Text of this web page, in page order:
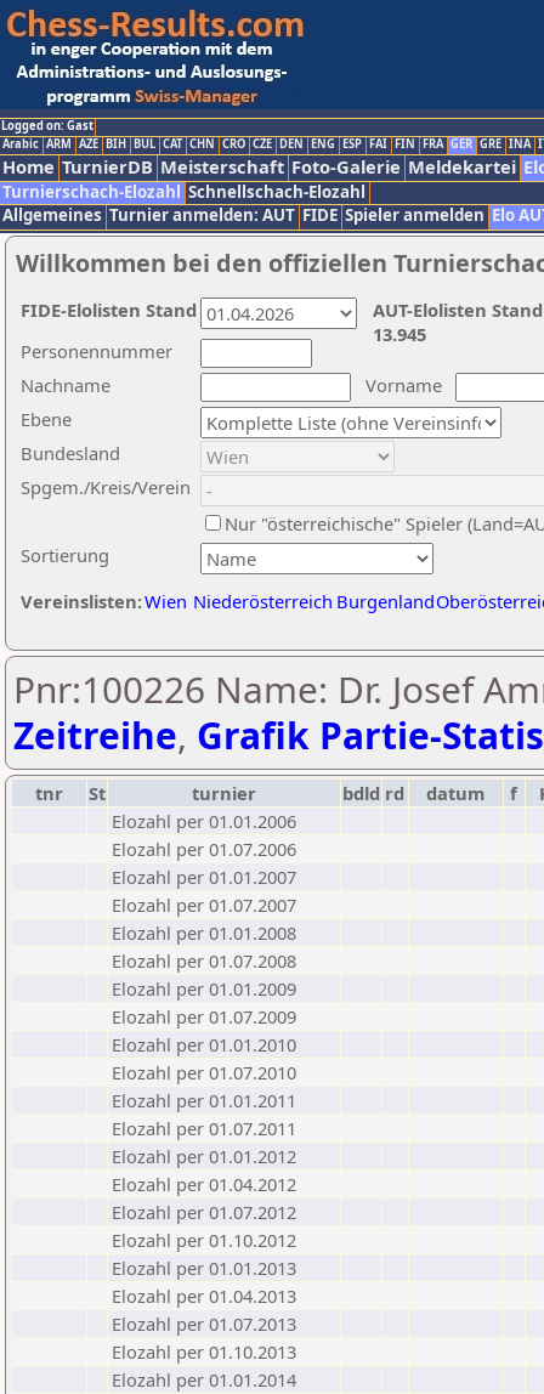
Logged on: Gast
Arabic ARM AZE BIH BUL CAT CHN CRO CZE DEN ENG ESP FAI FIN FRA GER GRE INA
Home TurnierDB Meisterschaft Foto-Galerie Meldekartei
Turnierschach-Elozahl Schnellschach-Elozahl
Allgemeines Turnier anmelden: AUT FIDE Spieler anmelden Elo
Willkommen bei den offiziellen
Nachname
Vorname
Ebene
Sortierung
Personennummer
Bundesland
Spgem./Kreis/Verein
Nur "österreichische" Spieler
Vereinslisten:Wien Niederösterreich Burgenland
AUT-Elolisten
13.945
FIDE-Elolisten Stand
Pnr:100226 Name: Dr. Josef
Zeitreihe, Grafik Partie-
tnr St turnier bdld rd datum f
Elozahl per 01.01.2006
Elozahl per 01.07.2006
Elozahl per 01.01.2007
Elozahl per 01.07.2007
Elozahl per 01.01.2008
Elozahl per 01.07.2008
Elozahl per 01.01.2009
Elozahl per 01.07.2009
Elozahl per 01.01.2010
Elozahl per 01.07.2010
Elozahl per 01.01.2011
Elozahl per 01.07.2011
Elozahl per 01.01.2012
Elozahl per 01.04.2012
Elozahl per 01.07.2012
Elozahl per 01.10.2012
Elozahl per 01.01.2013
Elozahl per 01.04.2013
Elozahl per 01.07.2013
Elozahl per 01.10.2013
Elozahl per 01.01.2014